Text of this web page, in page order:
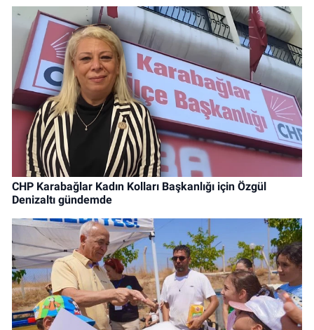
CHP Karabağlar Kadın Kolları Başkanlığı için Özgül
Denizaltı gündemde